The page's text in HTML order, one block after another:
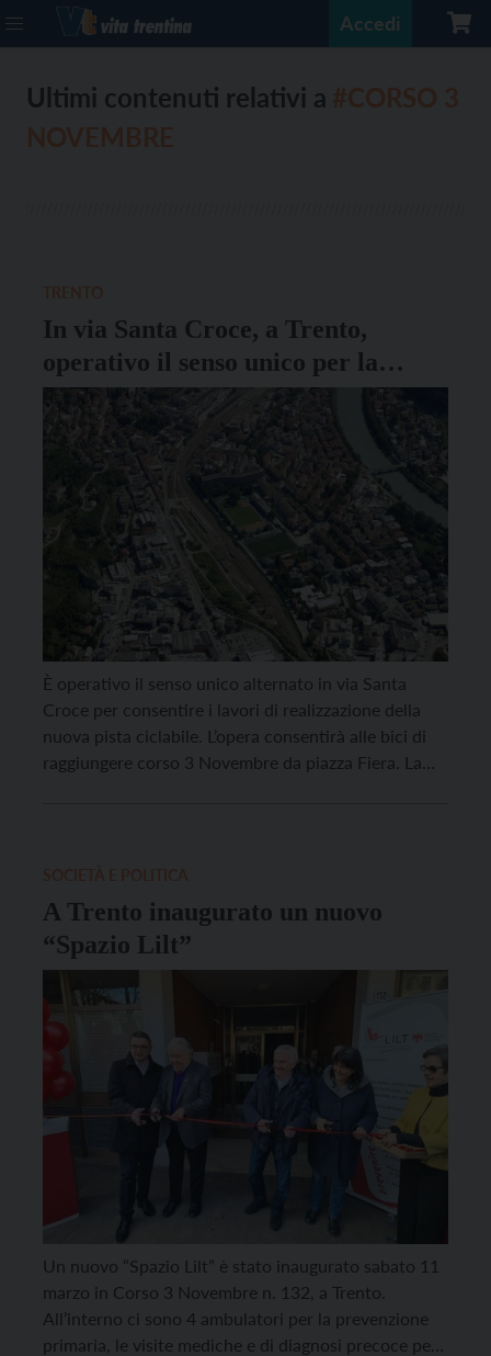
Accedi
Ultimi contenuti relativi a
In via Santa Croce, a Trento,
operativo il senso unico per la
nuova pista ciclabile
È operativo il senso unico alternato in via Santa
Croce per consentire i lavori di realizzazione della
nuova pista ciclabile. L’opera consentirà alle bici di
raggiungere corso 3 Novembre da piazza Fiera. La
A Trento inaugurato un nuovo
“Spazio Lilt”
Un nuovo “Spazio Lilt” è stato inaugurato sabato 11
marzo in Corso 3 Novembre n. 132, a Trento.
All’interno ci sono 4 ambulatori per la prevenzione
primaria, le visite mediche e di diagnosi precoce per i